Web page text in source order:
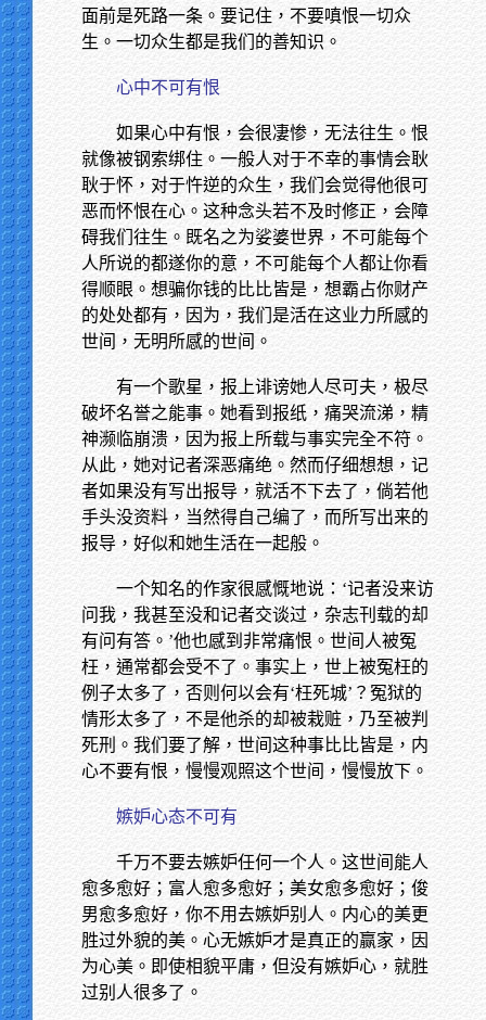
面前是死路一条。要记住，不要嗔恨一切众
生。一切众生都是我们的善知识。
心中不可有恨
如果心中有恨，会很凄惨，无法往生。恨
就像被钢索绑住。一般人对于不幸的事情会耿
耿于怀，对于忤逆的众生，我们会觉得他很可
恶而怀恨在心。这种念头若不及时修正，会障
碍我们往生。既名之为娑婆世界，不可能每个
人所说的都遂你的意，不可能每个人都让你看
得顺眼。想骗你钱的比比皆是，想霸占你财产
的处处都有，因为，我们是活在这业力所感的
世间，无明所感的世间。
有一个歌星，报上诽谤她人尽可夫，极尽
破坏名誉之能事。她看到报纸，痛哭流涕，精
神濒临崩溃，因为报上所载与事实完全不符。
从此，她对记者深恶痛绝。然而仔细想想，记
者如果没有写出报导，就活不下去了，倘若他
手头没资料，当然得自己编了，而所写出来的
报导，好似和她生活在一起般。
一个知名的作家很感慨地说：‘记者没来访
问我，我甚至没和记者交谈过，杂志刊载的却
有问有答。’他也感到非常痛恨。世间人被冤
枉，通常都会受不了。事实上，世上被冤枉的
例子太多了，否则何以会有‘枉死城’？冤狱的
情形太多了，不是他杀的却被栽赃，乃至被判
死刑。我们要了解，世间这种事比比皆是，内
心不要有恨，慢慢观照这个世间，慢慢放下。
嫉妒心态不可有
千万不要去嫉妒任何一个人。这世间能人
愈多愈好；富人愈多愈好；美女愈多愈好；俊
男愈多愈好，你不用去嫉妒别人。内心的美更
胜过外貌的美。心无嫉妒才是真正的赢家，因
为心美。即使相貌平庸，但没有嫉妒心，就胜
过别人很多了。